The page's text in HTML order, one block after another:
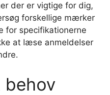
der er vigtige for dig,
forskellige mærker
for specifikationerne
at læse anmeldelser
behov